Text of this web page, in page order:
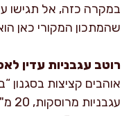
במקרה כזה, אל תגישו
שהמתכון המקורי כאן
רוטב עגבניות עדין